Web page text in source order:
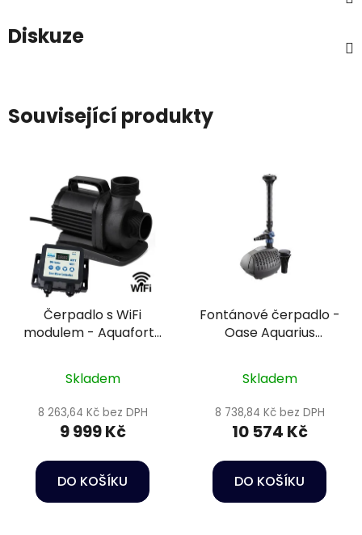
Diskuze
Související produkty
Čerpadlo s WiFi
modulem - Aquaforte
Skladem
8 263,64 Kč bez DPH
9 999 Kč
DO KOŠÍKU
Fontánové čerpadlo -
Oase Aquarius
Skladem
8 738,84 Kč bez DPH
10 574 Kč
DO KOŠÍKU